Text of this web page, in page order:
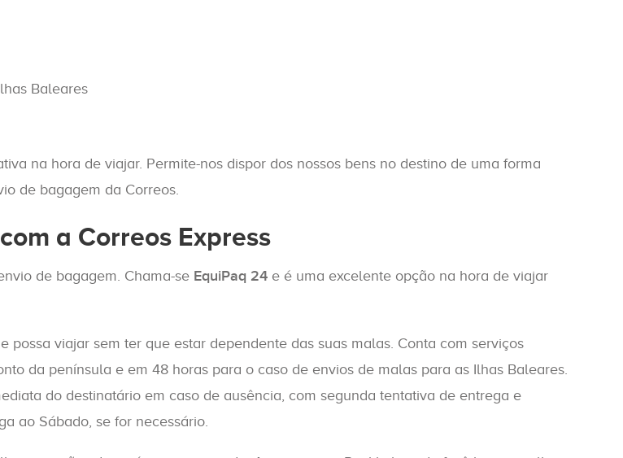
Baleares
na hora de viajar. Permite-nos dispor dos nossos bens no destino de uma forma
de bagagem da Correos.
a Correos Express
de bagagem. Chama-se EquiPaq 24 e é uma excelente opção na hora de viajar
possa viajar sem ter que estar dependente das suas malas. Conta com serviços
da península e em 48 horas para o caso de envios de malas para as Ilhas Baleares.
do destinatário em caso de ausência, com segunda tentativa de entrega e
ao Sábado, se for necessário.